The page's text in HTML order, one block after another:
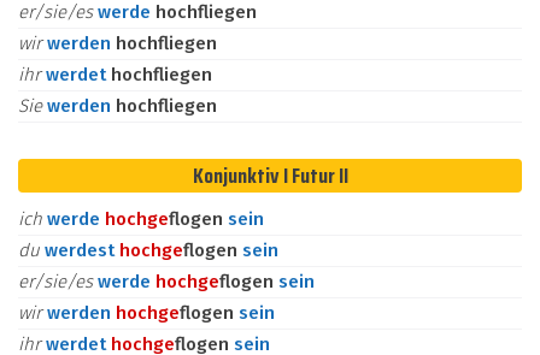
er/sie/eswerde hochfliegen
wirwerden hochfliegen
ihrwerdet hochfliegen
Siewerden hochfliegen
Konjunktiv I Futur II
ich werde hochgeflogen sein
du werdest hochgeflogen sein
er/sie/eswerde hochgeflogen sein
wirwerden hochgeflogen sein
ihrwerdet hochgeflogen sein